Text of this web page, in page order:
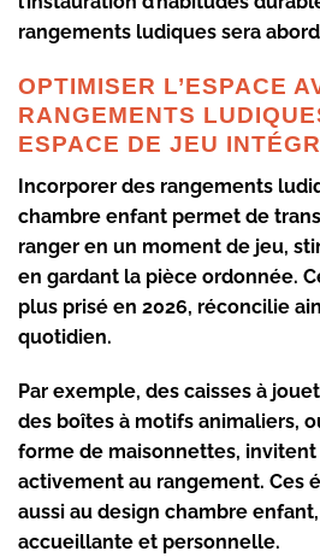
rangements ludiques sera
OPTIMISER L’ESPACE
RANGEMENTS
ESPACE DE JEU
Incorporer des rangements
chambre enfant permet de
ranger en un moment de jeu,
en gardant la pièce ordonnée.
plus prisé en 2026, réconcilie
quotidien.
Par exemple, des caisses à
des boîtes à motifs animaliers,
forme de maisonnettes, invitent
activement au rangement. Ces
aussi au design chambre enfant
accueillante et personnelle.